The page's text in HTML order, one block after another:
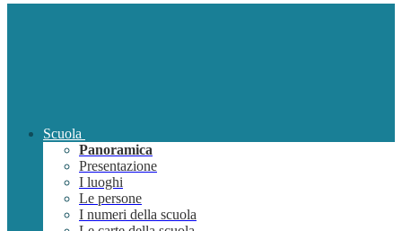
Scuola
Panoramica
Presentazione
I luoghi
Le persone
I numeri della scuola